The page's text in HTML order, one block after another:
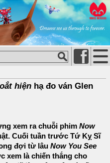
hiện hạ đo ván Glen
xem ra chuỗi phim Now
Cuối tuần trước Tứ Kỵ Sĩ
đợi từ lâu Now You See
xem là chiến thắng cho